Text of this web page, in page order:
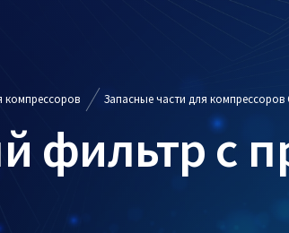
компрессоров Запасные части для компрессоров
фильтр с